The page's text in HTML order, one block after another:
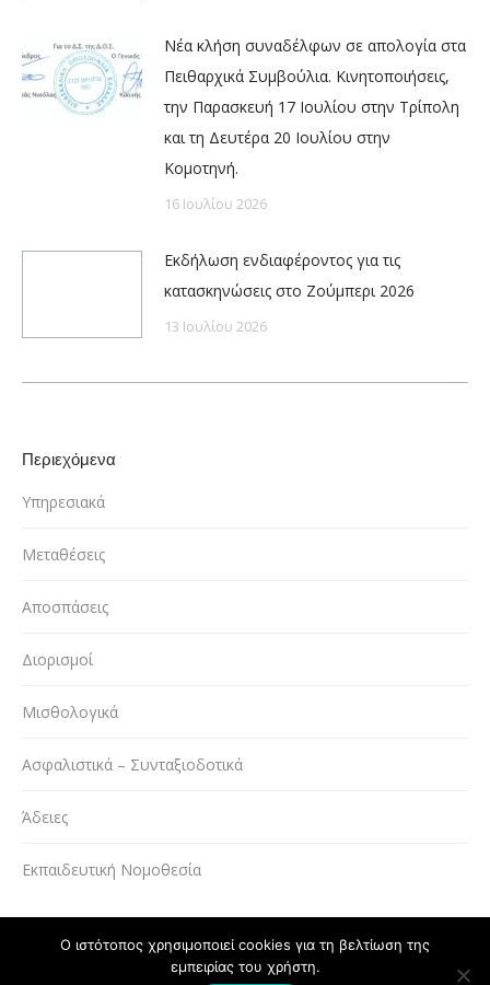
Νέα κλήση συναδέλφων σε απολογία στα
Πειθαρχικά Συμβούλια. Κινητοποιήσεις,
την Παρασκευή 17 Ιουλίου στην Τρίπολη
και τη Δευτέρα 20 Ιουλίου στην
Κομοτηνή.
16 Ιουλίου 2026
Εκδήλωση ενδιαφέροντος για τις
κατασκηνώσεις στο Ζούμπερι 2026
13 Ιουλίου 2026
Περιεχόμενα
Υπηρεσιακά
Μεταθέσεις
Αποσπάσεις
Διορισμοί
Μισθολογικά
Ασφαλιστικά – Συνταξιοδοτικά
Άδειες
Εκπαιδευτική Νομοθεσία
Ο ιστότοπος χρησιμοποιεί cookies για τη βελτίωση της
εμπειρίας του χρήστη.